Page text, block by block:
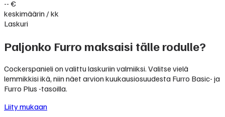
-- €
keskimäärin / kk
Laskuri
Paljonko Furro maksaisi tälle rodulle?
Cockerspanieli on valittu laskuriin valmiiksi. Valitse vielä
lemmikkisi ikä, niin näet arvion kuukausiosuudesta Furro Basic- ja
Furro Plus -tasoilla.
Liity mukaan